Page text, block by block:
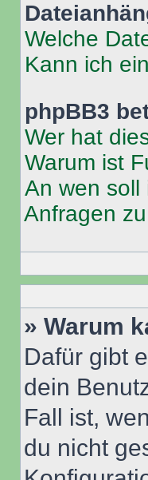
Welche
Kann ich
phpBB3
Wer hat
Warum ist
An wen soll
Anfragen
» Warum
Dafür gibt
dein
Fall ist,
du nicht